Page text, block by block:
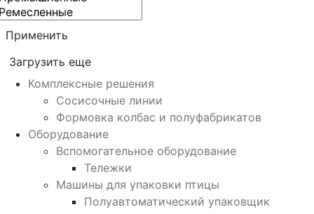
Применить
Загрузить еще
Комплексные решения
Сосисочные линии
Формовка колбас и полуфабрикатов
Оборудование
Вспомогательное оборудование
Тележки
Машины для упаковки птицы
Полуавтоматический упаковщик